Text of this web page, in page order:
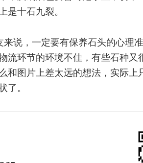
是十石九裂。
说，一定要有保养石头的心理
流环节的环境不佳，有些石种又
和图片上差太远的想法，实际上
了。